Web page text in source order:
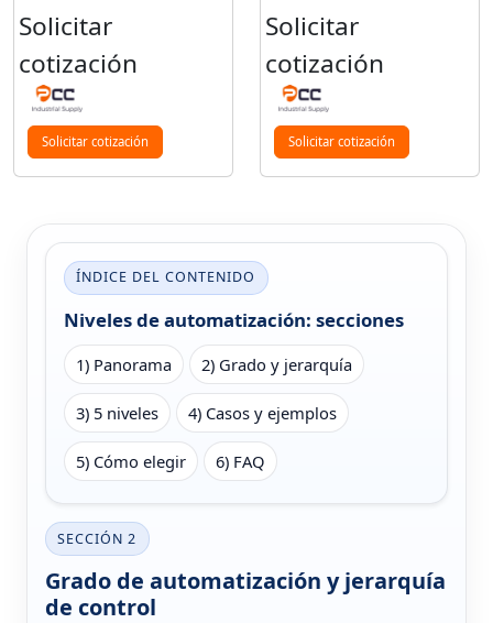
Solicitar
cotización
Solicitar cotización
Solicitar
cotización
Solicitar cotización
ÍNDICE DEL CONTENIDO
Niveles de automatización: secciones
1) Panorama 2) Grado y jerarquía
3) 5 niveles 4) Casos y ejemplos
5) Cómo elegir 6) FAQ
SECCIÓN 2
Grado de automatización y jerarquía
de control